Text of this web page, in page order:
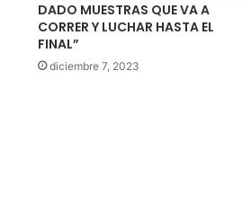
DADO MUESTRAS QUE VA A
CORRER Y LUCHAR HASTA EL
FINAL”
diciembre 7, 2023